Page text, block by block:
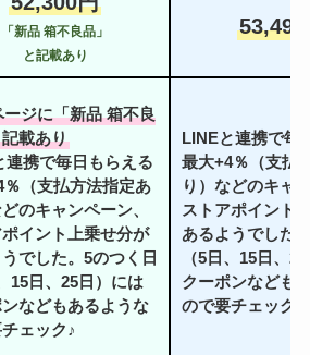
「新品 箱不良品」
と記載あり
ージに「新品 箱不良
載あり
連携で毎日もらえる
％（支払方法指定あ
のキャンペーン、
イント上乗せ分が
でした。5のつく日
15日、25日）には
などもあるような
ェック♪
LINEと連携で毎
最大+4％（支払
り）などのキャ
ストアポイント
あるようでした
（5日、15日、
クーポンなども
ので要チェック♪